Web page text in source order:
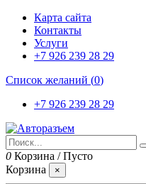
Карта сайта
Контакты
Услуги
+7 926 239 28 29
Список желаний (0)
+7 926 239 28 29
0 Корзина /Пусто
Корзина
×